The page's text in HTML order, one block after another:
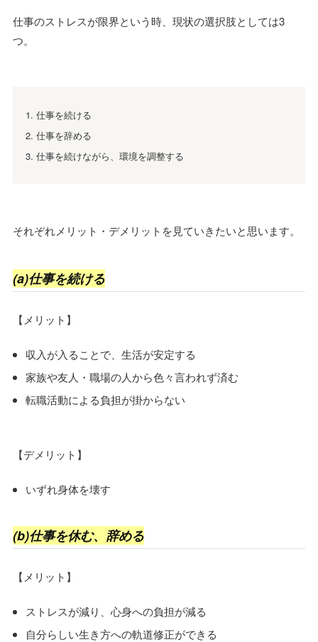
仕事のストレスが限界という時、現状の選択肢としては3
つ。
仕事を続ける
仕事を辞める
仕事を続けながら、環境を調整する
それぞれメリット・デメリットを見ていきたいと思います。
(a)仕事を続ける
【メリット】
収入が入ることで、生活が安定する
家族や友人・職場の人から色々言われず済む
転職活動による負担が掛からない
【デメリット】
いずれ身体を壊す
(b)仕事を休む、辞める
【メリット】
ストレスが減り、心身への負担が減る
自分らしい生き方への軌道修正ができる